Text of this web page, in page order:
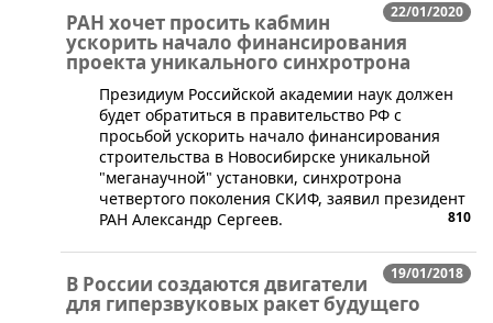
22/01/2020
РАН хочет просить кабмин
ускорить начало финансирования
проекта уникального синхротрона
​Президиум Российской академии наук должен
будет обратиться в правительство РФ с
просьбой ускорить начало финансирования
строительства в Новосибирске уникальной
"меганаучной" установки, синхротрона
четвертого поколения СКИФ, заявил президент
РАН Александр Сергеев.
810
19/01/2018
В России создаются двигатели
для гиперзвуковых ракет будущего